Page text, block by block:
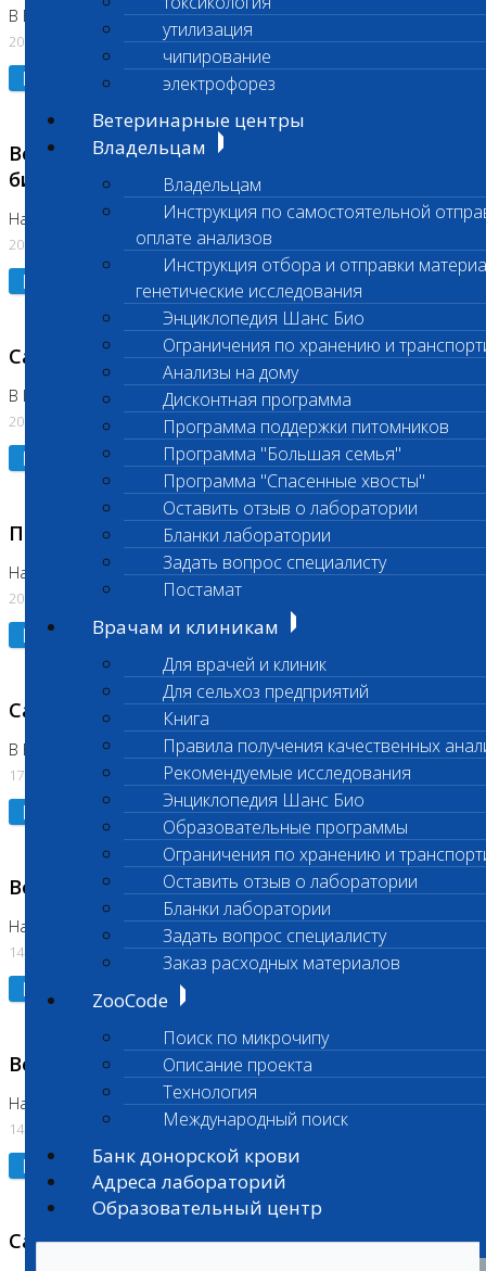
утилизация
чипирование
электрофорез
Ветеринарные центры
Владельцам
Владельцам
Инструкция по самостоятельной
оплате анализов
Инструкция отбора и отправки
генетические исследования
Энциклопедия Шанс Био
Ограничения по хранению и
Анализы на дому
Дисконтная программа
Программа поддержки питомников
Программа "Большая семья"
Программа "Спасенные хвосты"
Оставить отзыв о лаборатории
Бланки лаборатории
Задать вопрос специалисту
Постамат
Врачам и клиникам
Для врачей и клиник
Для сельхоз предприятий
Книга
Правила получения качественных
Рекомендуемые исследования
Энциклопедия Шанс Био
Образовательные программы
Ограничения по хранению и
Оставить отзыв о лаборатории
Бланки лаборатории
Задать вопрос специалисту
Заказ расходных материалов
ZooCode
Поиск по микрочипу
Описание проекта
Технология
Международный поиск
Банк донорской крови
Адреса лабораторий
Образовательный центр
В Бутово 21.07.2026
20.07.2026
Подробнее
Возобновлено выполнение срочных
биохимических исследований
На Нагорной
20.07.2026
Подробнее
Санитарный день
В Коломне 20.07.2026
20.07.2026
Подробнее
Приостановлено выполнение исследования
На Нагорной
20.07.2026
Подробнее
Санитарный день
В Бутово
17.07.2026
Подробнее
Возобновлено выполнение исследования
На Нагорной (Код 961, 962)
14.07.2026
Подробнее
Возобновлено выполнение исследования
На Нагорной (Код 157)
14.07.2026
Подробнее
Санитарный день